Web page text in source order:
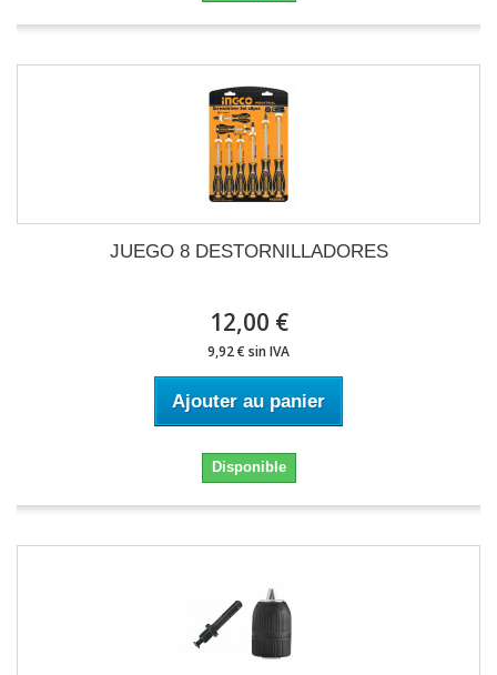
JUEGO 8 DESTORNILLADORES
12,00 €
9,92 € sin IVA
Ajouter au panier
Disponible